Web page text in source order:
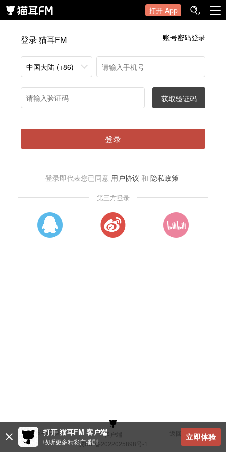
打开 App
登录 猫耳FM 账号密码登录
中国大陆 (+86)
获取验证码
登录
登录即代表您已同意 用户协议 和 隐私政策
第三方登录
建议与反馈 客户端
返回顶部
冀ICP备2022025898号-1
打开 猫耳FM 客户端
收听更多精彩广播剧 立即体验